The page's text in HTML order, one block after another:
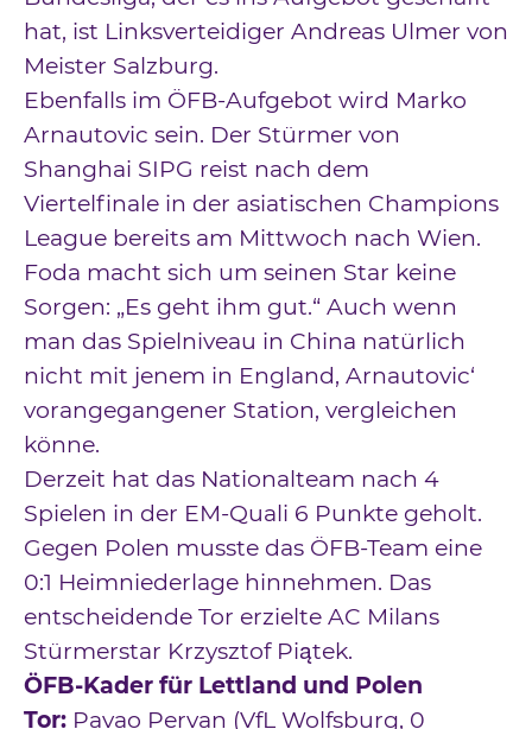
hat, ist Linksverteidiger Andreas Ulmer von
Meister Salzburg.
Ebenfalls im ÖFB-Aufgebot wird Marko
Arnautovic sein. Der Stürmer von
Shanghai SIPG reist nach dem
Viertelfinale in der asiatischen Champions
League bereits am Mittwoch nach Wien.
Foda macht sich um seinen Star keine
Sorgen: „Es geht ihm gut.“ Auch wenn
man das Spielniveau in China natürlich
nicht mit jenem in England, Arnautovic‘
vorangegangener Station, vergleichen
könne.
Derzeit hat das Nationalteam nach 4
Spielen in der EM-Quali 6 Punkte geholt.
Gegen Polen musste das ÖFB-Team eine
0:1 Heimniederlage hinnehmen. Das
entscheidende Tor erzielte AC Milans
Stürmerstar Krzysztof Piątek.
ÖFB-Kader für Lettland und Polen
Tor: Pavao Pervan (VfL Wolfsburg, 0